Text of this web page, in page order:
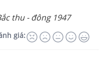
thu - đông 1947
giá: